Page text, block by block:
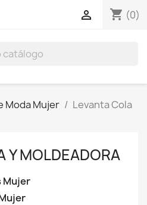
shopping_cart (0)

Moda Mujer
Levanta Cola
Y MOLDEADORA
Mujer